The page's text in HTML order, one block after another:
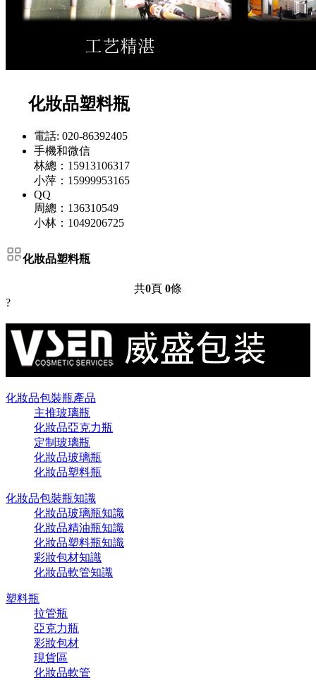
化妝品塑料瓶
電話: 020-86392405
手機和微信
林總：15913106317
小萍：15999953165
QQ
周總：136310549
小林：1049206725
化妝品塑料瓶
共0頁 0條
?
化妝品包裝瓶產品
主推玻璃瓶
化妝品亞克力瓶
定制玻璃瓶
化妝品玻璃瓶
化妝品塑料瓶
化妝品包裝瓶知識
化妝品玻璃瓶知識
化妝品精油瓶知識
化妝品塑料瓶知識
彩妝包材知識
化妝品軟管知識
塑料瓶
拉管瓶
亞克力瓶
彩妝包材
現貨區
化妝品軟管